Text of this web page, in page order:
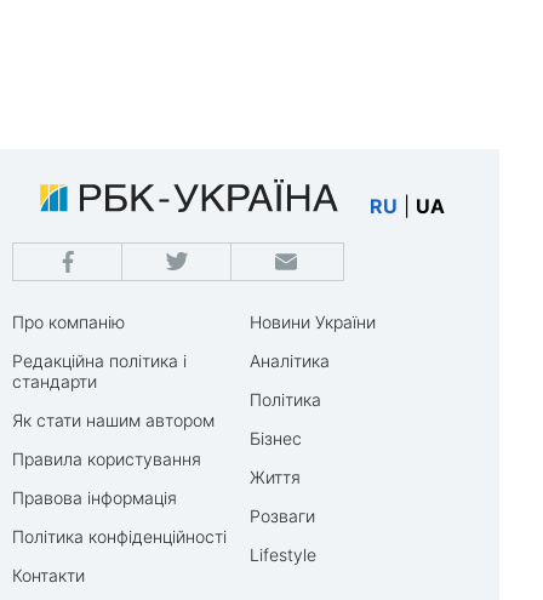
RU UA
Про компанію
Редакційна політика і
стандарти
Як стати нашим автором
Правила користування
Правова інформація
Політика конфіденційності
Контакти
Новини України
Аналітика
Політика
Бізнес
Життя
Розваги
Lifestyle